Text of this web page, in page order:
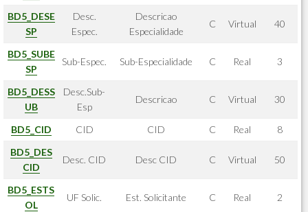
BD5_DESE
SP
Desc.
Espec.
Descricao
Especialidade
C Virtual 40
BD5_SUBE
SP
Sub-Espec. Sub-Especialidade C Real 3
BD5_DESS
UB
Desc.Sub-
Esp
Descricao C Virtual 30
BD5_CID CID CID C Real
8
BD5_DES
CID
Desc. CID Desc CID C Virtual 50
BD5_ESTS
OL
UF Solic. Est. Solicitante C Real 2